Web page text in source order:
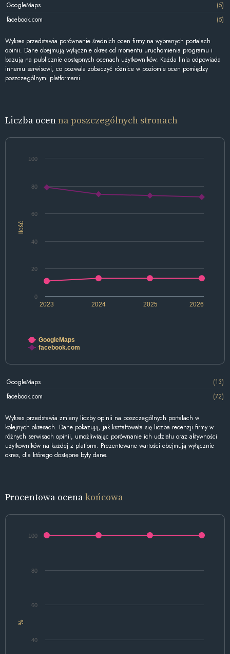
GoogleMaps
(5)
facebook.com
(5)
Wykres przedstawia porównanie średnich ocen firmy na wybranych portalach
opinii. Dane obejmują wyłącznie okres od momentu uruchomienia programu i
bazują na publicznie dostępnych ocenach użytkowników. Każda linia odpowiada
innemu serwisowi, co pozwala zobaczyć różnice w poziomie ocen pomiędzy
poszczególnymi platformami.
Liczba ocenna poszczególnych stronach
Ilość
2024 2026
2023 2025
0
20
40
60
80
100
GoogleMaps
facebook.com
GoogleMaps
(13)
facebook.com
(72)
Wykres przedstawia zmiany liczby opinii na poszczególnych portalach w
kolejnych okresach. Dane pokazują, jak kształtowała się liczba recenzji firmy w
różnych serwisach opinii, umożliwiając porównanie ich udziału oraz aktywności
użytkowników na każdej z platform. Prezentowane wartości obejmują wyłącznie
okres, dla którego dostępne były dane.
Procentowa ocenakońcowa
%
40
60
80
100